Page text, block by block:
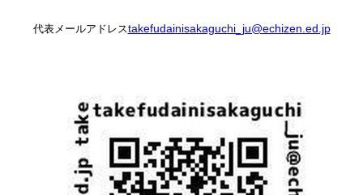
代表メールアドレスtakefudainisakaguchi_ju@echizen.ed.jp